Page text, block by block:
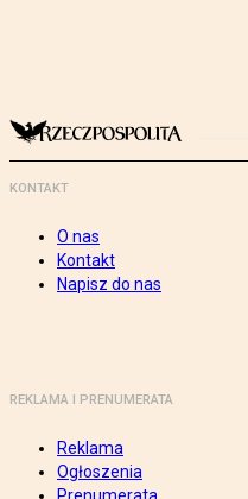
KONTAKT
O nas
Kontakt
Napisz do nas
REKLAMA I PRENUMERATA
Reklama
Ogłoszenia